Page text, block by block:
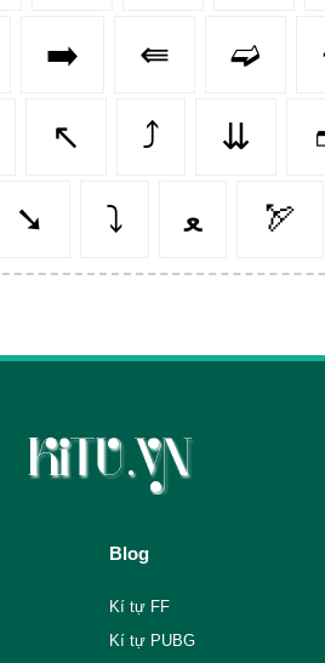
➡️ ⇚ ➫
↖️ ⤴️ ⇊
➘ ⤵️ ﻌ 🏹
Blog
Kí tự FF
Kí tự PUBG